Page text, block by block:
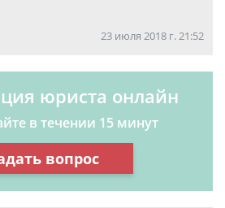
23 июля 2018 г. 21:52
юриста онлайн
в течении 15 минут
вопрос